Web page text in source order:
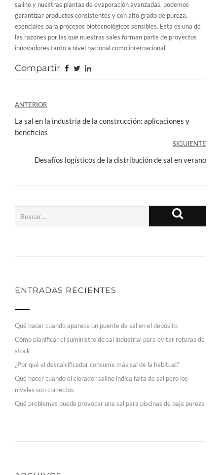
salino y nuestras plantas de evaporación avanzadas, podemos
garantizar productos consistentes y con alto grado de pureza,
esenciales para procesos biotecnológicos sensibles. Esta es una de
las razones por las que nuestras sales forman parte de proyectos
innovadores tanto a nivel nacional como internacional.
Compartir
Navegación
de
ANTERIOR
La sal en la industria de la construcción: aplicaciones y
beneficios
SIGUIENTE
Desafíos logísticos de la distribución de sal en verano
ENTRADAS RECIENTES
Qué hacer cuando aparece un puente de sal en el depósito
Cómo planificar el suministro de sal industrial para evitar roturas de
stock
¿Por qué el descalcificador consume más sal de la habitual?
Qué hacer cuando el clorador salino indica falta de sal pero los
niveles son correctos
Qué problemas puede provocar una sal para piscinas de baja pureza